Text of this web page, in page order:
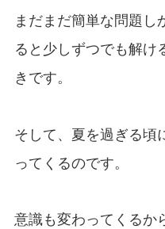
まだまだ簡単な問題し
ると少しずつでも解け
きです。
そして、夏を過ぎる頃
ってくるのです。
意識も変わってくるか